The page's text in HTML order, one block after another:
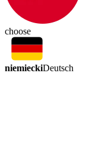
choose
niemieckiDeutsch